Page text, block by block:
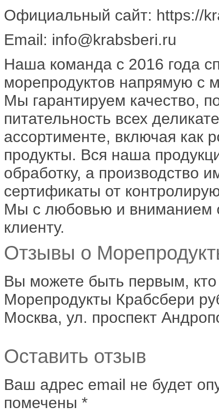
Официальный сайт: https://
Email: info@krabsberi.ru
Наша команда с 2016 года
морепродуктов напрямую с
Мы гарантируем качество,
питательность всех
ассортименте, включая как
продукты. Вся наша
обработку, а производство
сертификаты от
Мы с любовью и вниманием
клиенту.
Отзывы о
Вы можете быть первым,
Морепродукты Крабсбери
Москва, ул. проспект
Оставить отзыв
Ваш адрес email не будет
помечены *